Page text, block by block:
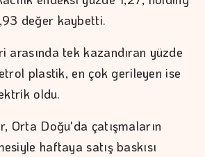
değer kaybetti.
arasında tek kazandıran yüzde
plastik, en çok gerileyen ise
oldu.
Orta Doğu'da çatışmaların
haftaya satış baskısı